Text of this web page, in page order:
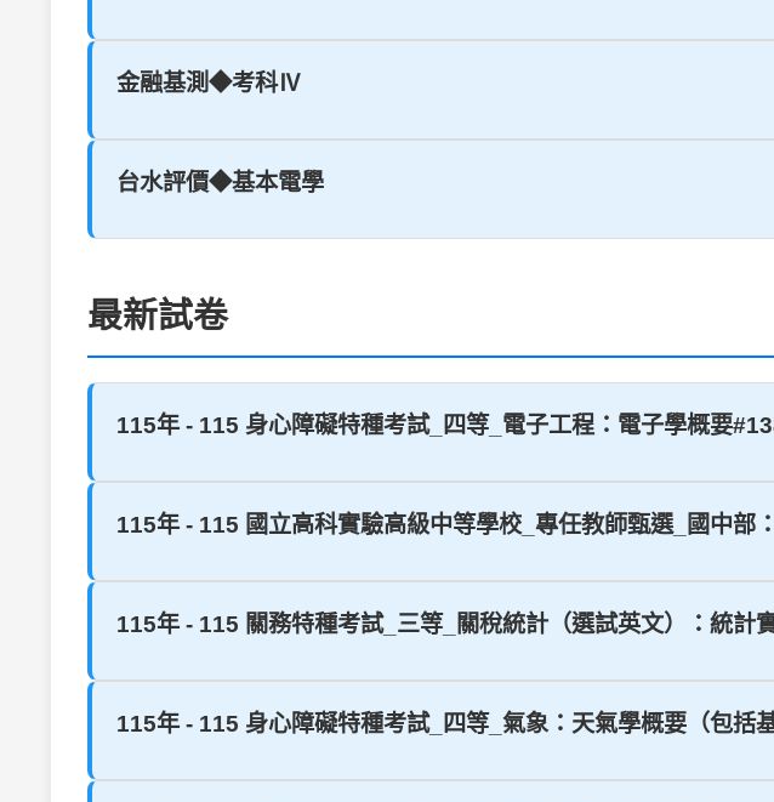
金融基測◆考科Ⅳ
台水評價◆基本電學
最新試卷
115年 - 115 身心障礙特種考試_四等_電子工程：電子學概要
115年 - 115 國立高科實驗高級中等學校_專任教師甄選_國中部
115年 - 115 關務特種考試_三等_關稅統計（選試英文）：統計
115年 - 115 身心障礙特種考試_四等_氣象：天氣學概要（包括